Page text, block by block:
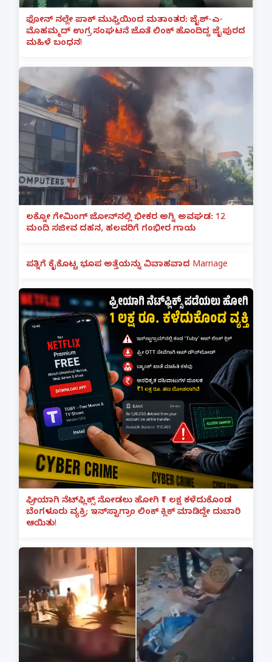
ಫೋನ್ ನಲ್ಲೇ ಪಾಕ್ ಮುಫ್ತಿಯಿಂದ ಮತಾಂತರ: ಜೈಶ್-ಎ-
ಮೊಹಮ್ಮದ್ ಉಗ್ರ ಸಂಘಟನೆ ಜೊತೆ ಲಿಂಕ್ ಹೊಂದಿದ್ದ ಜೈಪುರದ
ಮಹಿಳೆ ಬಂಧನ!
ಲಕ್ನೋ ಗೇಮಿಂಗ್ ಜೋನ್‌ನಲ್ಲಿ ಭೀಕರ ಅಗ್ನಿ ಅವಘಡ: 12
ಮಂದಿ ಸಜೀವ ದಹನ, ಹಲವರಿಗೆ ಗಂಭೀರ ಗಾಯ
ಪತ್ನಿಗೆ ಕೈಕೊಟ್ಟ ಭೂಪ ಅತ್ತೆಯನ್ನು ವಿವಾಹವಾದ Marriage
ಫ್ರೀಯಾಗಿ ನೆಟ್‌ಫ್ಲಿಕ್ಸ್ ನೋಡಲು ಹೋಗಿ ₹1 ಲಕ್ಷ ಕಳೆದುಕೊಂಡ
ಬೆಂಗಳೂರು ವ್ಯಕ್ತಿ; ಇನ್‌ಸ್ಟಾಗ್ರಾಂ ಲಿಂಕ್ ಕ್ಲಿಕ್ ಮಾಡಿದ್ದೇ ದುಬಾರಿ
ಆಯಿತು!